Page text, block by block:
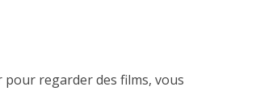
regarder des films, vous